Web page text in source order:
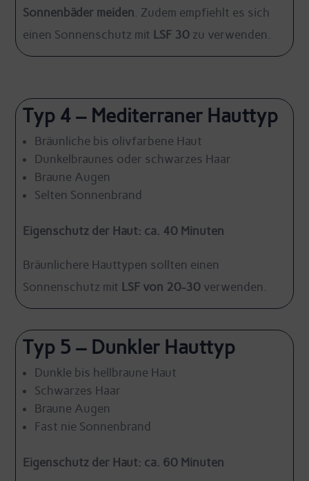
Sonnenbäder meiden . Zudem empfiehlt es sich
einen Sonnenschutz mit LSF 30 zu verwenden.
Typ 4 – Mediterraner Hauttyp
Bräunliche bis olivfarbene Haut
Dunkelbraunes oder schwarzes Haar
Braune Augen
Selten Sonnenbrand
Eigenschutz der Haut: ca. 40 Minuten
Bräunlichere Hauttypen sollten einen
Sonnenschutz mit LSF von 20-30 verwenden.
Typ 5 – Dunkler Hauttyp
Dunkle bis hellbraune Haut
Schwarzes Haar
Braune Augen
Fast nie Sonnenbrand
Eigenschutz der Haut: ca. 60 Minuten